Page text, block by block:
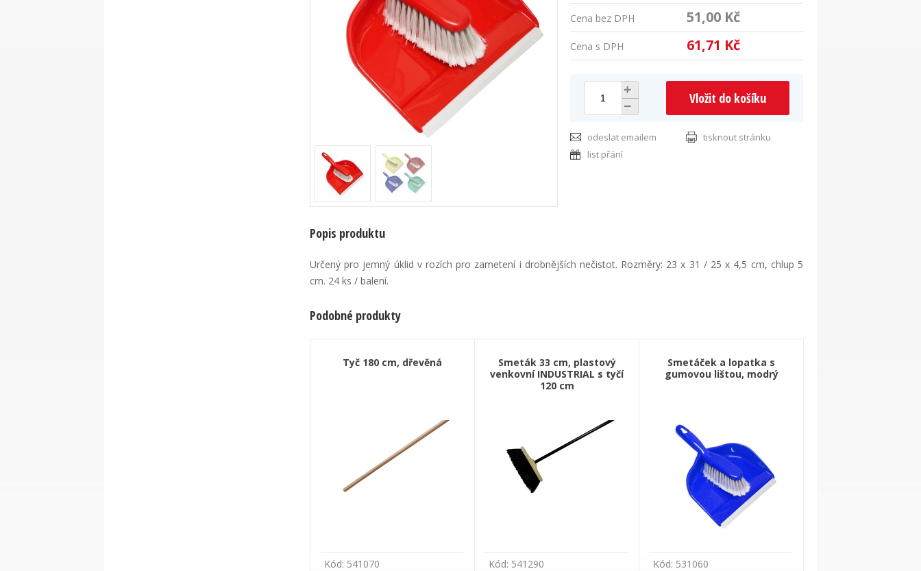
Cena bez DPH 51,00 Kč
Cena s DPH 61,71 Kč
Vložit do košíku
odeslat emailem
tisknout stránku
list přání
Popis produktu
Určený pro jemný úklid v rozích pro zametení i drobnějších nečistot. Rozměry: 23 x 31 / 25 x 4,5 cm, chlup 5
cm. 24 ks / balení.
Podobné produkty
Tyč 180 cm, dřevěná
Kód: 541070
Smeták 33 cm, plastový
venkovní INDUSTRIAL s tyčí
120 cm
Kód: 541290
Smetáček a lopatka s
gumovou lištou, modrý
Kód: 531060